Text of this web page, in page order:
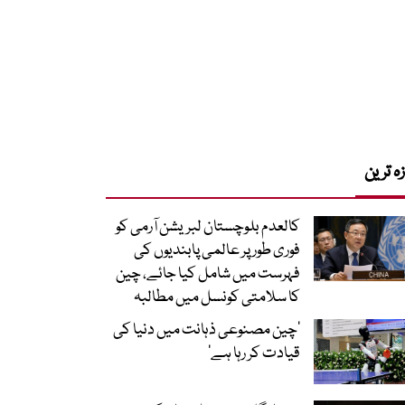
ترین
کالعدم بلوچستان لبریشن آرمی کو
فوری طور پر عالمی پابندیوں کی
فہرست میں شامل کیا جائے، چین
کا سلامتی کونسل میں مطالبہ
’چین مصنوعی ذہانت میں دنیا کی
قیادت کر رہا ہے‘